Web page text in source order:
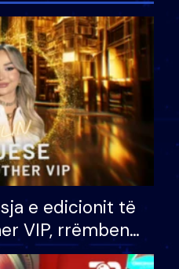
e edicionit të
VIP, rrëmben
100 mijë eurosh